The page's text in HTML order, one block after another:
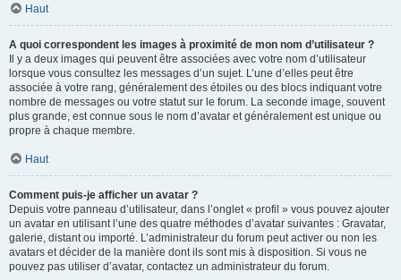
Haut
A quoi correspondent les images à proximité de mon nom d’utilisateur ?
Il y a deux images qui peuvent être associées avec votre nom d’utilisateur
lorsque vous consultez les messages d’un sujet. L’une d’elles peut être
associée à votre rang, généralement des étoiles ou des blocs indiquant votre
nombre de messages ou votre statut sur le forum. La seconde image, souvent
plus grande, est connue sous le nom d’avatar et généralement est unique ou
propre à chaque membre.
Haut
Comment puis-je afficher un avatar ?
Depuis votre panneau d’utilisateur, dans l’onglet « profil » vous pouvez ajouter
un avatar en utilisant l’une des quatre méthodes d’avatar suivantes : Gravatar,
galerie, distant ou importé. L’administrateur du forum peut activer ou non les
avatars et décider de la manière dont ils sont mis à disposition. Si vous ne
pouvez pas utiliser d’avatar, contactez un administrateur du forum.